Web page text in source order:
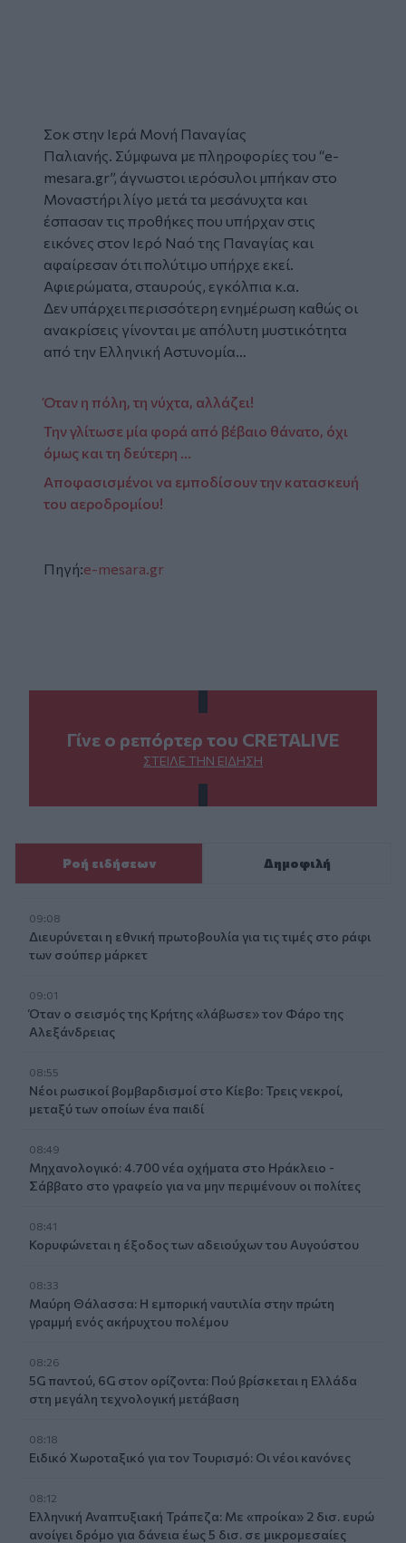
Σοκ στην Ιερά Μονή Παναγίας
Παλιανής. Σύμφωνα με πληροφορίες του “e-
mesara.gr”, άγνωστοι ιερόσυλοι μπήκαν στο
Μοναστήρι λίγο μετά τα μεσάνυχτα και
έσπασαν τις προθήκες που υπήρχαν στις
εικόνες στον Ιερό Ναό της Παναγίας και
αφαίρεσαν ότι πολύτιμο υπήρχε εκεί.
Αφιερώματα, σταυρούς, εγκόλπια κ.α.
Δεν υπάρχει περισσότερη ενημέρωση καθώς οι
ανακρίσεις γίνονται με απόλυτη μυστικότητα
από την Ελληνική Αστυνομία…
Όταν η πόλη, τη νύχτα, αλλάζει!
Την γλίτωσε μία φορά από βέβαιο θάνατο, όχι
όμως και τη δεύτερη ...
Αποφασισμένοι να εμποδίσουν την κατασκευή
του αεροδρομίου!
Πηγή:e-mesara.gr
Γίνε ο ρεπόρτερ του CRETALIVE
ΣΤΕΊΛΕ ΤΗΝ ΕΊΔΗΣΗ
Ροή ειδήσεων Δημοφιλή
09:08
Διευρύνεται η εθνική πρωτοβουλία για τις τιμές στο ράφι
των σούπερ μάρκετ
09:01
Όταν ο σεισμός της Κρήτης «λάβωσε» τον Φάρο της
Αλεξάνδρειας
08:55
Νέοι ρωσικοί βομβαρδισμοί στο Κίεβο: Τρεις νεκροί,
μεταξύ των οποίων ένα παιδί
08:49
Μηχανολογικό: 4.700 νέα οχήματα στο Ηράκλειο -
Σάββατο στο γραφείο για να μην περιμένουν οι πολίτες
08:41
Κορυφώνεται η έξοδος των αδειούχων του Αυγούστου
08:33
Μαύρη Θάλασσα: Η εμπορική ναυτιλία στην πρώτη
γραμμή ενός ακήρυχτου πολέμου
08:26
5G παντού, 6G στον ορίζοντα: Πού βρίσκεται η Ελλάδα
στη μεγάλη τεχνολογική μετάβαση
08:18
Ειδικό Χωροταξικό για τον Τουρισμό: Οι νέοι κανόνες
08:12
Ελληνική Αναπτυξιακή Τράπεζα: Με «προίκα» 2 δισ. ευρώ
ανοίγει δρόμο για δάνεια έως 5 δισ. σε μικρομεσαίες